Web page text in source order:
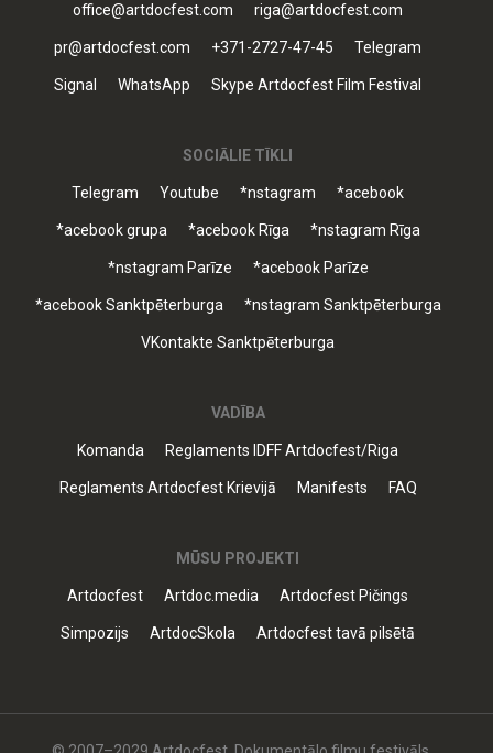
office@artdocfest.com riga@artdocfest.com
pr@artdocfest.com +371-2727-47-45 Telegram
Signal WhatsApp Skype Artdocfest Film Festival
SOCIĀLIE TĪKLI
Telegram Youtube *nstagram *acebook
*acebook grupa *acebook Rīga *nstagram Rīga
*nstagram Parīze *acebook Parīze
*acebook Sanktpēterburga *nstagram Sanktpēterburga
VKontakte Sanktpēterburga
VADĪBA
Komanda Reglaments IDFF Artdocfest/Riga
Reglaments Artdocfest Krievijā Manifests FAQ
MŪSU PROJEKTI
Artdocfest Artdoc.media Artdocfest Pičings
Simpozijs ArtdocSkola Artdocfest tavā pilsētā